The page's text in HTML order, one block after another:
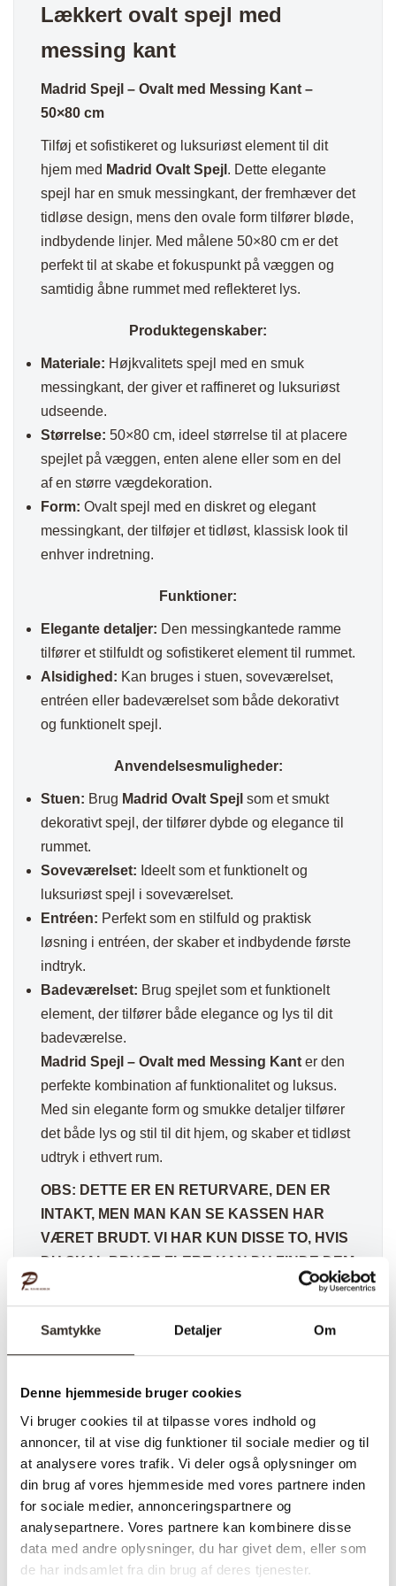
Samtykke Detaljer Om
Denne hjemmeside bruger cookies
Vi bruger cookies til at tilpasse vores indhold og
annoncer, til at vise dig funktioner til sociale medier og til
at analysere vores trafik. Vi deler også oplysninger om
din brug af vores hjemmeside med vores partnere inden
for sociale medier, annonceringspartnere og
analysepartnere. Vores partnere kan kombinere disse
data med andre oplysninger, du har givet dem, eller som
de har indsamlet fra din brug af deres tjenester.
Lækkert ovalt spejl med
messing kant
Madrid Spejl – Ovalt med Messing Kant –
50×80 cm
Tilføj et sofistikeret og luksuriøst element til dit
hjem med Madrid Ovalt Spejl . Dette elegante
spejl har en smuk messingkant, der fremhæver det
tidløse design, mens den ovale form tilfører bløde,
indbydende linjer. Med målene 50×80 cm er det
perfekt til at skabe et fokuspunkt på væggen og
samtidig åbne rummet med reflekteret lys.
Produktegenskaber:
Materiale: Højkvalitets spejl med en smuk
messingkant, der giver et raffineret og luksuriøst
udseende.
Størrelse: 50×80 cm, ideel størrelse til at placere
spejlet på væggen, enten alene eller som en del
af en større vægdekoration.
Form: Ovalt spejl med en diskret og elegant
messingkant, der tilføjer et tidløst, klassisk look til
enhver indretning.
Funktioner:
Elegante detaljer: Den messingkantede ramme
tilfører et stilfuldt og sofistikeret element til rummet.
Alsidighed: Kan bruges i stuen, soveværelset,
entréen eller badeværelset som både dekorativt
og funktionelt spejl.
Anvendelsesmuligheder:
Stuen: Brug Madrid Ovalt Spejl som et smukt
dekorativt spejl, der tilfører dybde og elegance til
rummet.
Soveværelset: Ideelt som et funktionelt og
luksuriøst spejl i soveværelset.
Entréen: Perfekt som en stilfuld og praktisk
løsning i entréen, der skaber et indbydende første
indtryk.
Badeværelset: Brug spejlet som et funktionelt
element, der tilfører både elegance og lys til dit
badeværelse.
Madrid Spejl – Ovalt med Messing Kant er den
perfekte kombination af funktionalitet og luksus.
Med sin elegante form og smukke detaljer tilfører
det både lys og stil til dit hjem, og skaber et tidløst
udtryk i ethvert rum.
OBS: DETTE ER EN RETURVARE, DEN ER
INTAKT, MEN MAN KAN SE KASSEN HAR
VÆRET BRUDT. VI HAR KUN DISSE TO, HVIS
DU SKAL BRUGE FLERE KAN DU FINDE DEM
HER
✅ Kvalitet & Design
✅ Levering: 1-3 dage
✅ Stk. pris
✅Farve: Messing
Varenummer (SKU):3214-DK Kategori:Outlet